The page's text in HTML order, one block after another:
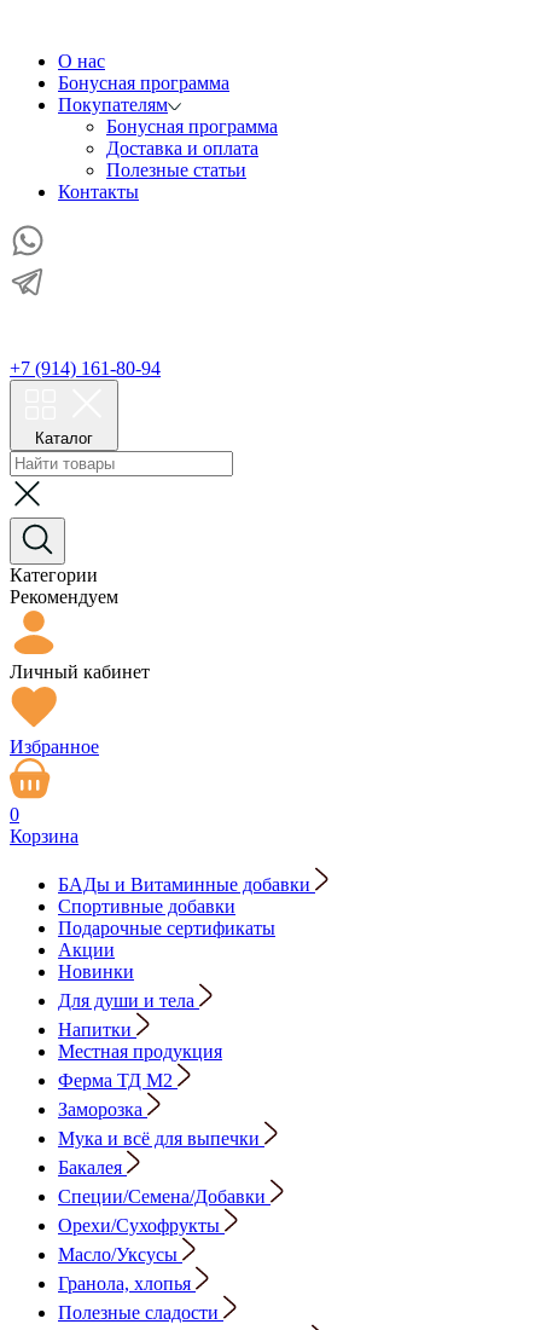
О нас
Бонусная программа
Покупателям
Бонусная программа
Доставка и оплата
Полезные статьи
Контакты
+7 (914) 161-80-94
Каталог
Категории
Рекомендуем
Личный кабинет
Избранное
0
Корзина
БАДы и Витаминные добавки
Спортивные добавки
Подарочные сертификаты
Акции
Новинки
Для души и тела
Напитки
Местная продукция
Ферма ТД М2
Заморозка
Мука и всё для выпечки
Бакалея
Специи/Семена/Добавки
Орехи/Сухофрукты
Масло/Уксусы
Гранола, хлопья
Полезные сладости